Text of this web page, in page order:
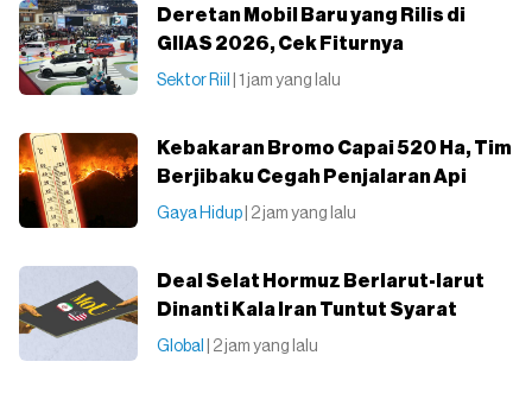
Deretan Mobil Baru yang Rilis di
GIIAS 2026, Cek Fiturnya
Sektor Riil | 1 jam yang lalu
Kebakaran Bromo Capai 520 Ha, Tim
Berjibaku Cegah Penjalaran Api
Gaya Hidup | 2 jam yang lalu
Deal Selat Hormuz Berlarut-larut
Dinanti Kala Iran Tuntut Syarat
Global | 2 jam yang lalu